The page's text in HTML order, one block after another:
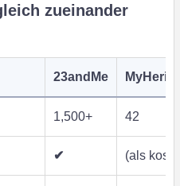
zueinander
23andMe
1,500+ 42
✔ (als